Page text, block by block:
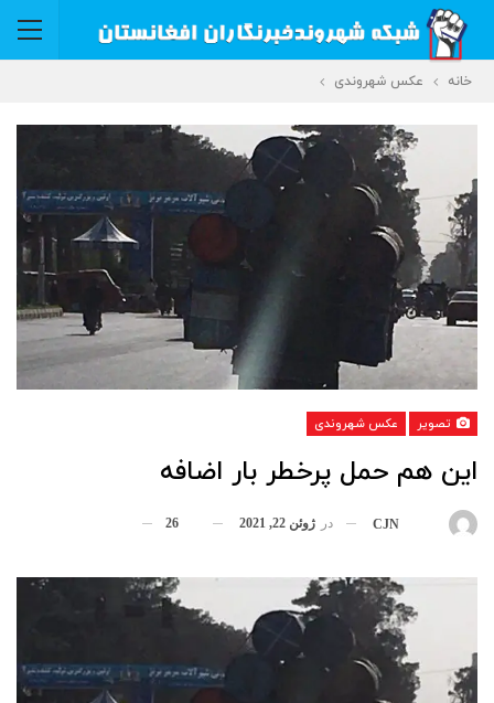
خانه عکس شهروندی
تصویر عکس شهروندی
این هم حمل پرخطر بار اضافه
CJN در ژوئن 22, 2021 26